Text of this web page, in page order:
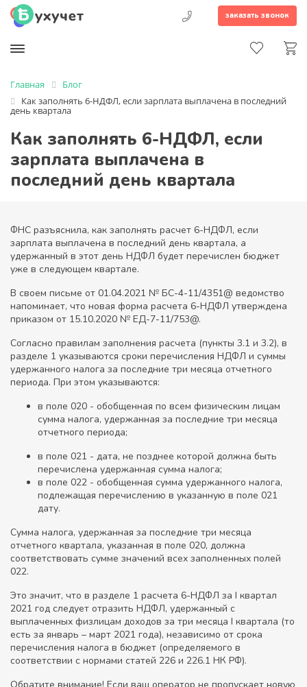
заказать звонок
Главная
Блог
Как заполнять 6-НДФЛ, если зарплата выплачена в последний
день квартала
Как заполнять 6-НДФЛ, если
зарплата выплачена в
последний день квартала
ФНС разъяснила, как заполнять расчет 6-НДФЛ, если
зарплата выплачена в последний день квартала, а
удержанный в этот день НДФЛ будет перечислен бюджет
уже в следующем квартале.
В своем письме от 01.04.2021 № БС-4-11/4351@ ведомство
напоминает, что новая форма расчета 6-НДФЛ утверждена
приказом от 15.10.2020 № ЕД-7-11/753@.
Согласно правилам заполнения расчета (пункты 3.1 и 3.2), в
разделе 1 указываются сроки перечисления НДФЛ и суммы
удержанного налога за последние три месяца отчетного
периода. При этом указываются:
в поле 020 - обобщенная по всем физическим лицам
сумма налога, удержанная за последние три месяца
отчетного периода;
в поле 021 - дата, не позднее которой должна быть
перечислена удержанная сумма налога;
в поле 022 - обобщенная сумма удержанного налога,
подлежащая перечислению в указанную в поле 021
дату.
Сумма налога, удержанная за последние три месяца
отчетного квартала, указанная в поле 020, должна
соответствовать сумме значений всех заполненных полей
022.
Это значит, что в разделе 1 расчета 6-НДФЛ за I квартал
2021 год следует отразить НДФЛ, удержанный с
выплаченных физлицам доходов за три месяца I квартала (то
есть за январь – март 2021 года), независимо от срока
перечисления налога в бюджет (определяемого в
соответствии с нормами статей 226 и 226.1 НК РФ).